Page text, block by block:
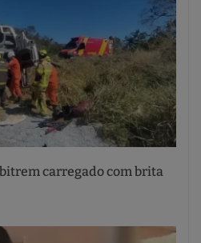
carregado com brita